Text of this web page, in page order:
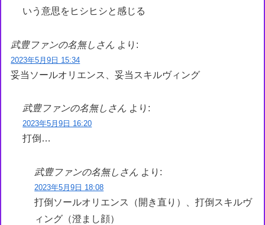
いう意思をヒシヒシと感じる
武豊ファンの名無しさん より:
2023年5月9日 15:34
妥当ソールオリエンス、妥当スキルヴィング
武豊ファンの名無しさん より:
2023年5月9日 16:20
打倒…
武豊ファンの名無しさん より:
2023年5月9日 18:08
打倒ソールオリエンス（開き直り）、打倒スキルヴ
ィング（澄まし顔）